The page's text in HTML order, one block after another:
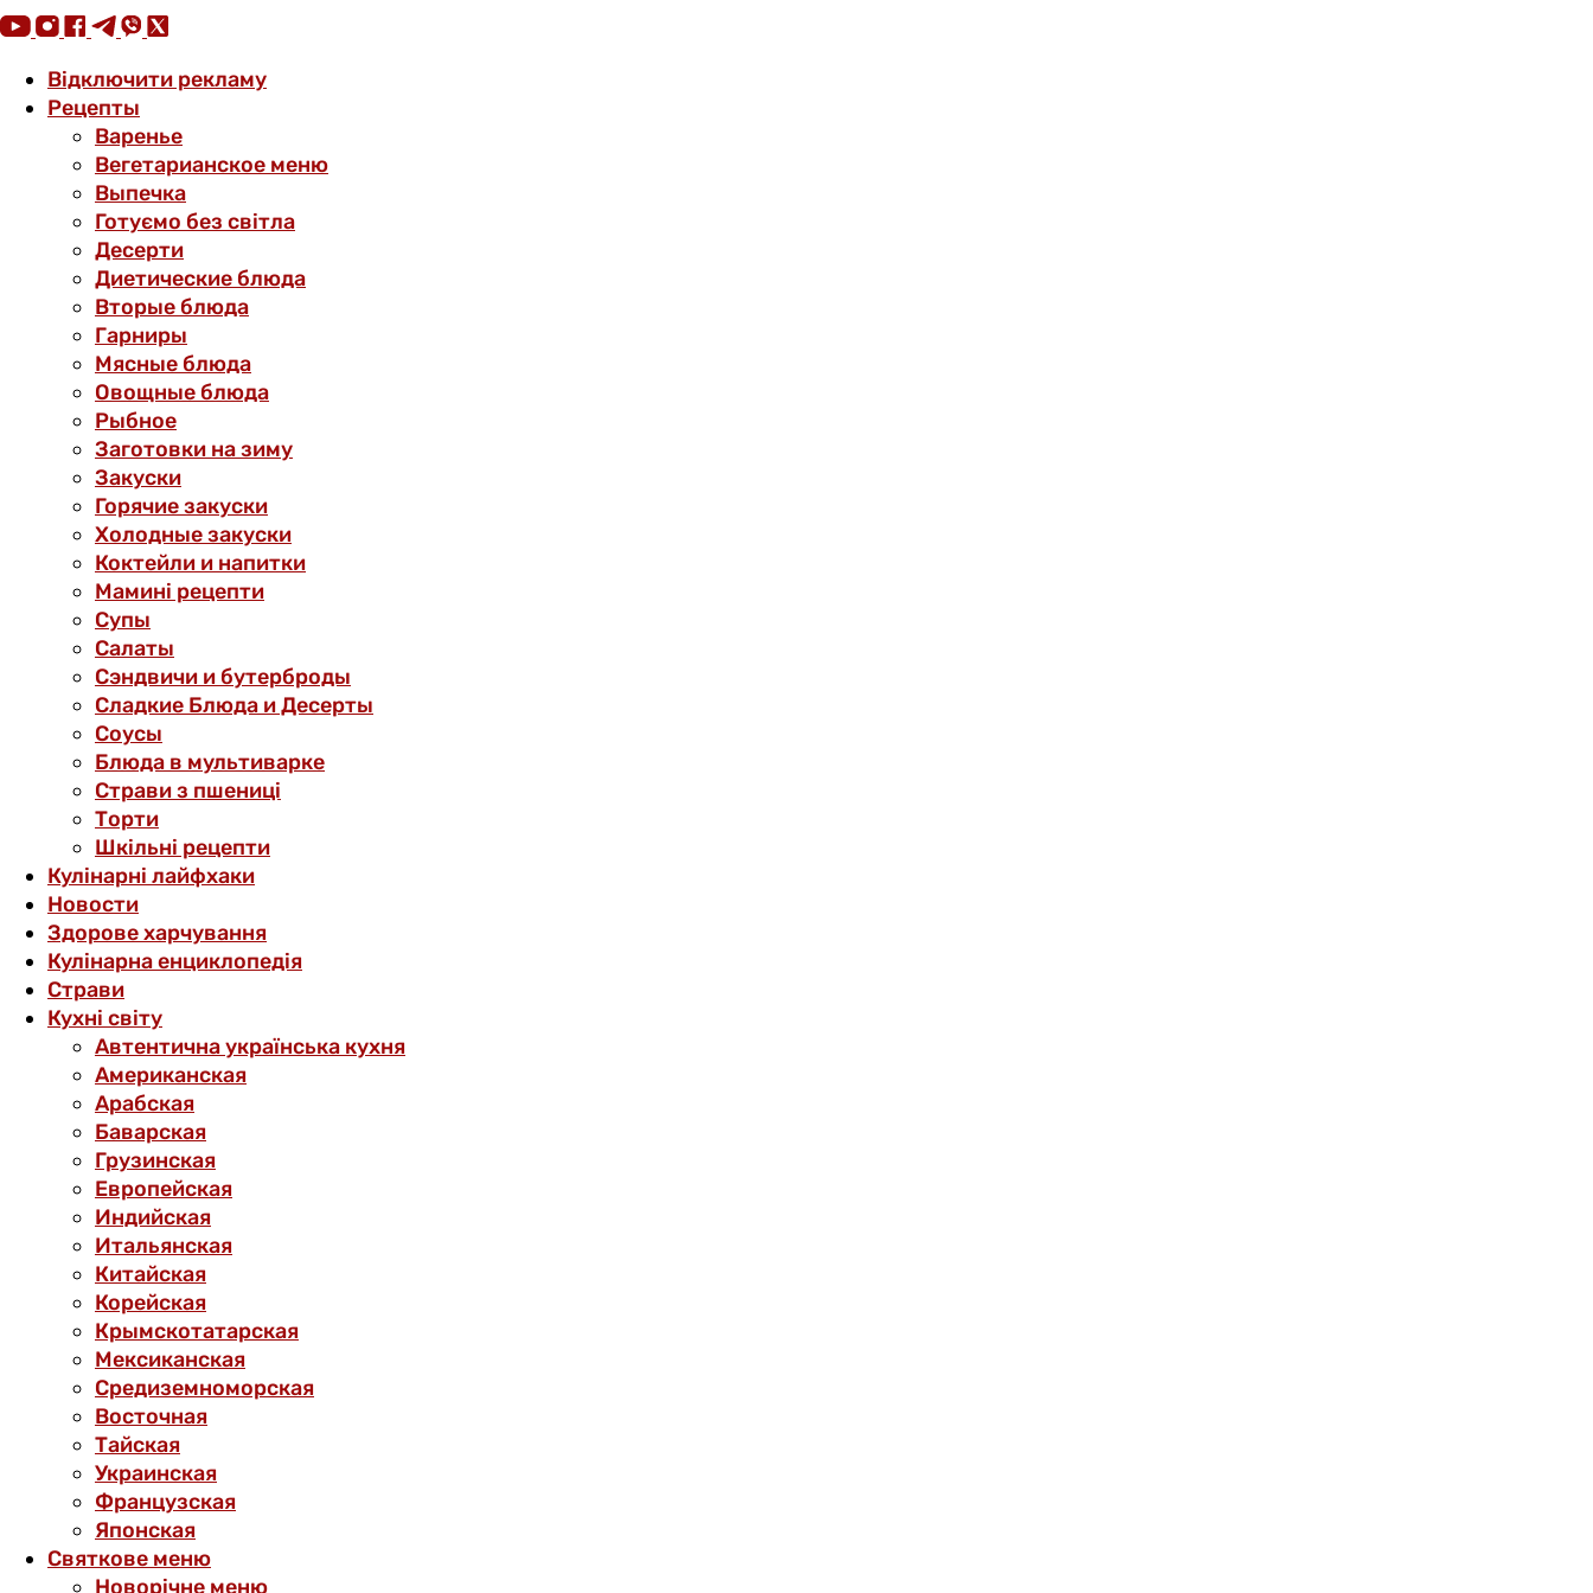
Відключити рекламу
Рецепты
Варенье
Вегетарианское меню
Выпечка
Готуємо без світла
Десерти
Диетические блюда
Вторые блюда
Гарниры
Мясные блюда
Овощные блюда
Рыбное
Заготовки на зиму
Закуски
Горячие закуски
Холодные закуски
Коктейли и напитки
Мамині рецепти
Супы
Салаты
Сэндвичи и бутерброды
Сладкие Блюда и Десерты
Соусы
Блюда в мультиварке
Страви з пшениці
Торти
Шкільні рецепти
Кулінарні лайфхаки
Новости
Здорове харчування
Кулінарна енциклопедія
Страви
Кухні світу
Автентична українська кухня
Американская
Арабская
Баварская
Грузинская
Европейская
Индийская
Итальянская
Китайская
Корейская
Крымскотатарская
Мексиканская
Средиземноморская
Восточная
Тайская
Украинская
Французская
Японская
Святкове меню
Новорічне меню